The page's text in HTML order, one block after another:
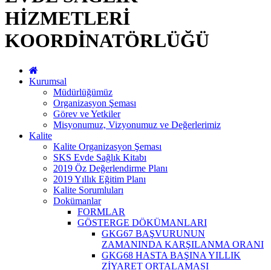
HİZMETLERİ
KOORDİNATÖRLÜĞÜ
Kurumsal
Müdürlüğümüz
Organizasyon Şeması
Görev ve Yetkiler
Misyonumuz, Vizyonumuz ve Değerlerimiz
Kalite
Kalite Organizasyon Şeması
SKS Evde Sağlık Kitabı
2019 Öz Değerlendirme Planı
2019 Yıllık Eğitim Planı
Kalite Sorumluları
Dokümanlar
FORMLAR
GÖSTERGE DÖKÜMANLARI
GKG67 BAŞVURUNUN
ZAMANINDA KARŞILANMA ORANI
GKG68 HASTA BAŞINA YILLIK
ZİYARET ORTALAMASI